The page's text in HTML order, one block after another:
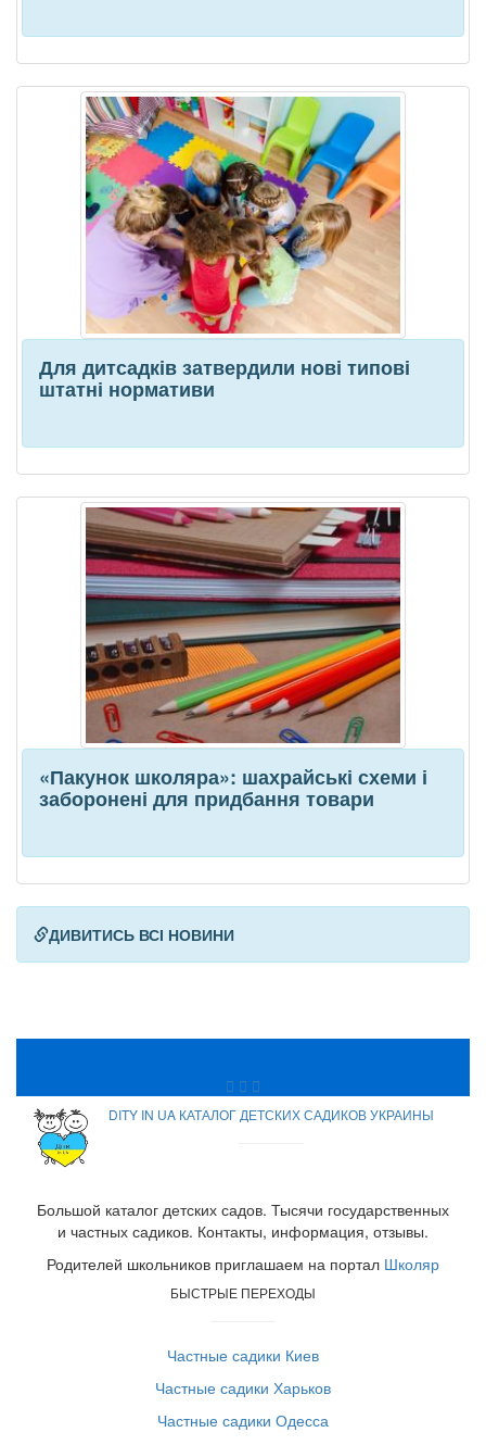
Для дитсадків затвердили нові типові
штатні нормативи
«Пакунок школяра»: шахрайські схеми і
заборонені для придбання товари
ДИВИТИСЬ ВСІ НОВИНИ
DITY IN UA КАТАЛОГ ДЕТСКИХ САДИКОВ УКРАИНЫ
Большой каталог детских садов. Тысячи государственных
и частных садиков. Контакты, информация, отзывы.
Родителей школьников приглашаем на портал Школяр
БЫСТРЫЕ ПЕРЕХОДЫ
Частные садики Киев
Частные садики Харьков
Частные садики Одесса